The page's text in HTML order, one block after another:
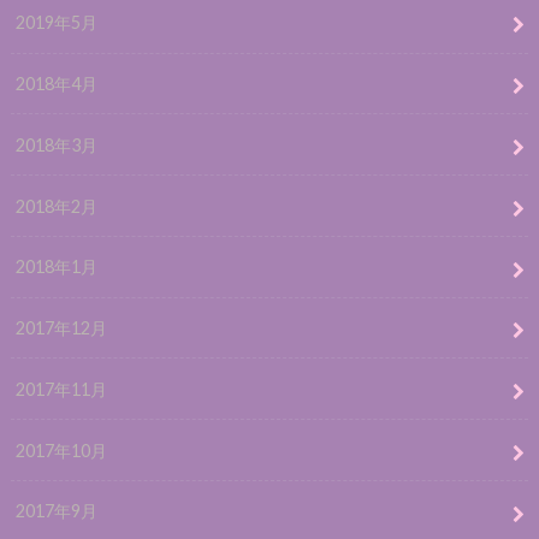
2019年5月
2018年4月
2018年3月
2018年2月
2018年1月
2017年12月
2017年11月
2017年10月
2017年9月